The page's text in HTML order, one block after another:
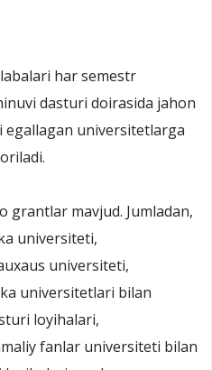
har semestr
dasturi doirasida jahon
egallagan universitetlarga
grantlar mavjud. Jumladan,
universiteti,
universiteti,
universitetlari bilan
loyihalari,
fanlar universiteti bilan